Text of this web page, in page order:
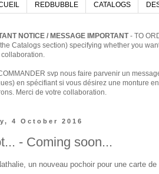
REDBUBBLE CATALOGS
NOTICE / MESSAGE IMPORTANT- TO
Catalogs section) specifying whether you
collaboration.
svp nous faire parvenir un
en spécifiant si vous désirez une monture
Merci de votre collaboration.
4 October 2016
- Coming soon...
un nouveau pochoir pour une carte